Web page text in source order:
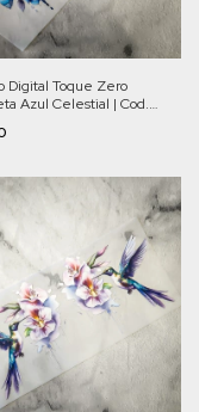
Digital Toque Zero
Azul Celestial | Cod.